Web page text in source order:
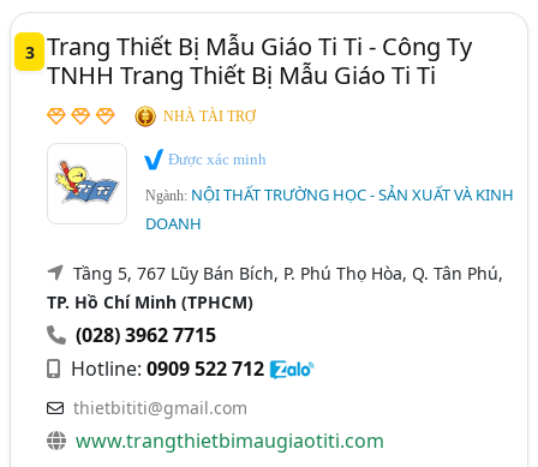
3 Trang Thiết Bị Mẫu Giáo Ti Ti - Công Ty
TNHH Trang Thiết Bị Mẫu Giáo Ti Ti
NHÀ TÀI TRỢ
Được xác minh
Ngành: NỘI THẤT TRƯỜNG HỌC - SẢN XUẤT VÀ KINH
DOANH
Tầng 5, 767 Lũy Bán Bích, P. Phú Thọ Hòa, Q. Tân Phú,
TP. Hồ Chí Minh (TPHCM)
(028) 3962 7715
Hotline:0909 522 712
thietbititi@gmail.com
www.trangthietbimaugiaotiti.com